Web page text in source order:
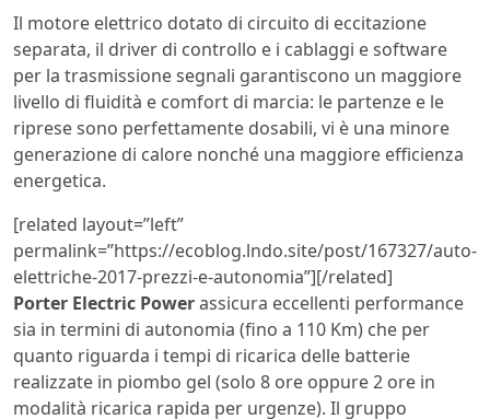
Il motore elettrico dotato di circuito di eccitazione
separata, il driver di controllo e i cablaggi e software
per la trasmissione segnali garantiscono un maggiore
livello di fluidità e comfort di marcia: le partenze e le
riprese sono perfettamente dosabili, vi è una minore
generazione di calore nonché una maggiore efficienza
energetica.
[related layout=”left”
permalink=”https://ecoblog.lndo.site/post/167327/auto-
elettriche-2017-prezzi-e-autonomia”][/related]
Porter Electric Powerassicura eccellenti performance
sia in termini di autonomia (fino a 110 Km) che per
quanto riguarda i tempi di ricarica delle batterie
realizzate in piombo gel (solo 8 ore oppure 2 ore in
modalità ricarica rapida per urgenze). Il gruppo